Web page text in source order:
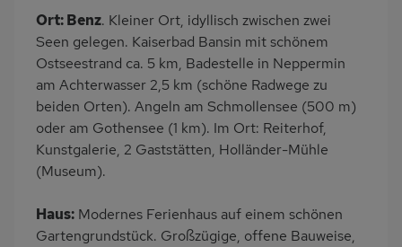
Dusche/WC
Küche
Backofen
Kühlschrank
Ruhige Lage
Babybett
Kinderhochstuhl
Nichtraucher
Haustiere/Hund
verboten
freistehend
Bettwäsche inklusive
Handtücher inklusive
Ort: Benz. Kleiner Ort, idyllisch zwischen zwei
Seen gelegen. Kaiserbad Bansin mit schönem
Ostseestrand ca. 5 km, Badestelle in Neppermin
am Achterwasser 2,5 km (schöne Radwege zu
beiden Orten). Angeln am Schmollensee (500 m)
oder am Gothensee (1 km). Im Ort: Reiterhof,
Kunstgalerie, 2 Gaststätten, Holländer-Mühle
(Museum).
Haus: Modernes Ferienhaus auf einem schönen
Gartengrundstück. Großzügige, offene Bauweise,